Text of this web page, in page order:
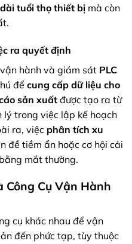
tuổi thọ thiết bị mà còn
ra quyết định
hành và giám sát PLC
để cung cấp dữ liệu cho
sản xuấtđược tạo ra từ
lý trong việc lập kế hoạch
ra, việc phân tích xu
đề tiềm ẩn hoặc cơ hội cải
mắt thường.
Công Cụ Vận Hành
cụ khác nhau để vận
đến phức tạp, tùy thuộc